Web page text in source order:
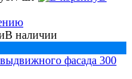
В наличии